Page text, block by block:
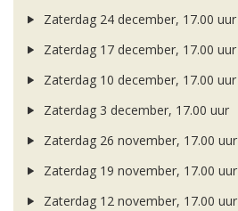
Zaterdag 24 december, 17.00 uur
Zaterdag 17 december, 17.00 uur
Zaterdag 10 december, 17.00 uur
Zaterdag 3 december, 17.00 uur
Zaterdag 26 november, 17.00 uur
Zaterdag 19 november, 17.00 uur
Zaterdag 12 november, 17.00 uur